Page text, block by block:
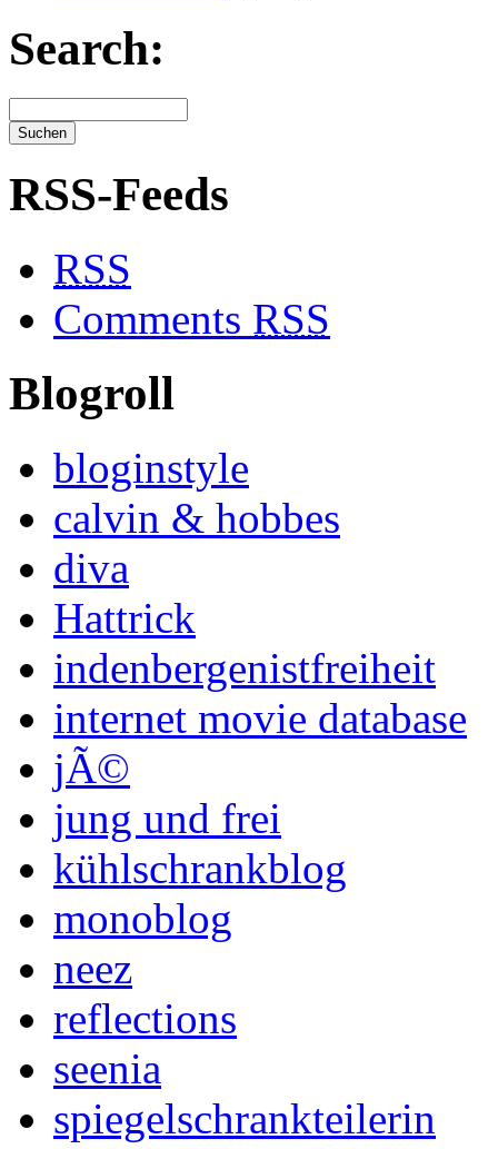
Search:
RSS-Feeds
RSS
Comments RSS
Blogroll
bloginstyle
calvin & hobbes
diva
Hattrick
indenbergenistfreiheit
internet movie database
jÃ©
jung und frei
kühlschrankblog
monoblog
neez
reflections
seenia
spiegelschrankteilerin